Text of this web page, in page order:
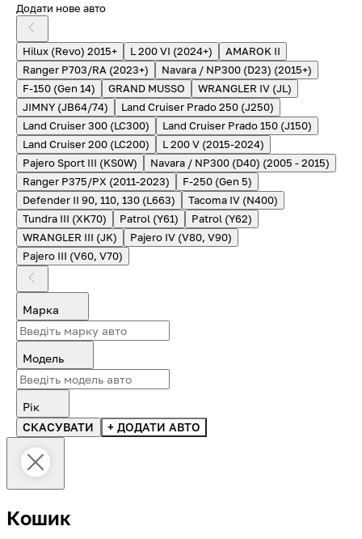
Додати нове авто
Hilux (Revo) 2015+ L 200 VI (2024+)
AMAROK II
Ranger P703/RA (2023+)
Navara / NP300 (D23) (2015+)
F-150 (Gen 14)
GRAND MUSSO
WRANGLER IV (JL)
JIMNY (JB64/74)
Land Cruiser Prado 250 (J250)
Land Cruiser 300 (LC300)
Land Cruiser Prado 150 (J150)
Land Cruiser 200 (LC200)
L 200 V (2015-2024)
Pajero Sport III (KS0W)
Navara / NP300 (D40) (2005 - 2015)
Ranger P375/PX (2011-2023)
F-250 (Gen 5)
Defender II 90, 110, 130 (L663)
Tacoma IV (N400)
Tundra III (XK70)
Patrol (Y61)
Patrol (Y62)
WRANGLER III (JK)
Pajero IV (V80, V90)
Pajero III (V60, V70)
Марка
Модель
Рік
СКАСУВАТИ
+ ДОДАТИ АВТО
Кошик